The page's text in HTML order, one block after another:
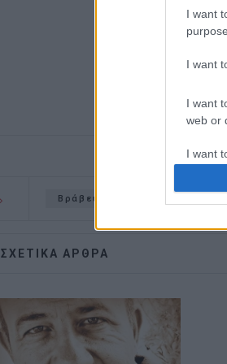
I want
I want
I want
web or
I want
I want
Βράβευση αθλητών
ΣΧΕΤΙΚA AΡΘΡΑ